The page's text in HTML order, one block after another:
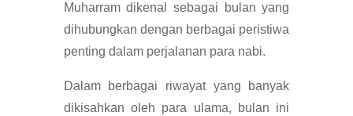
Muharram dikenal sebagai bulan yang
dihubungkan dengan berbagai peristiwa
penting dalam perjalanan para nabi.
Dalam berbagai riwayat yang banyak
dikisahkan oleh para ulama, bulan ini